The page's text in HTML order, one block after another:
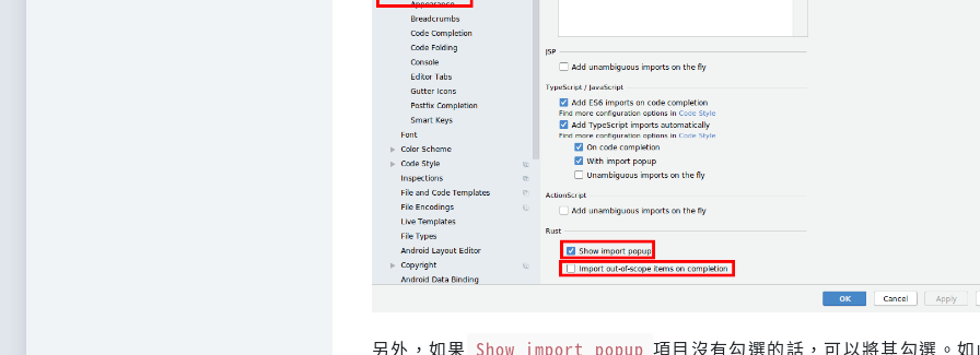
另外，如果 Show import popup 項目沒有勾選的話，可以將其勾選。如